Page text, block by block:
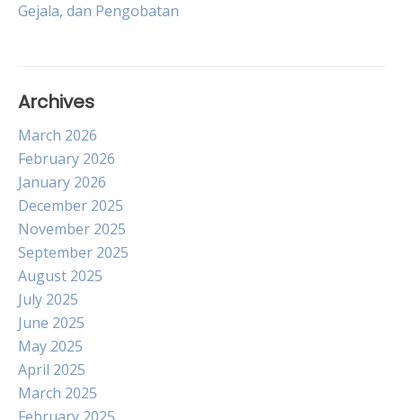
navigation
Gejala, dan Pengobatan
Archives
March 2026
February 2026
January 2026
December 2025
November 2025
September 2025
August 2025
July 2025
June 2025
May 2025
April 2025
March 2025